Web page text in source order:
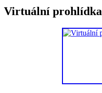
Virtuální prohlídka